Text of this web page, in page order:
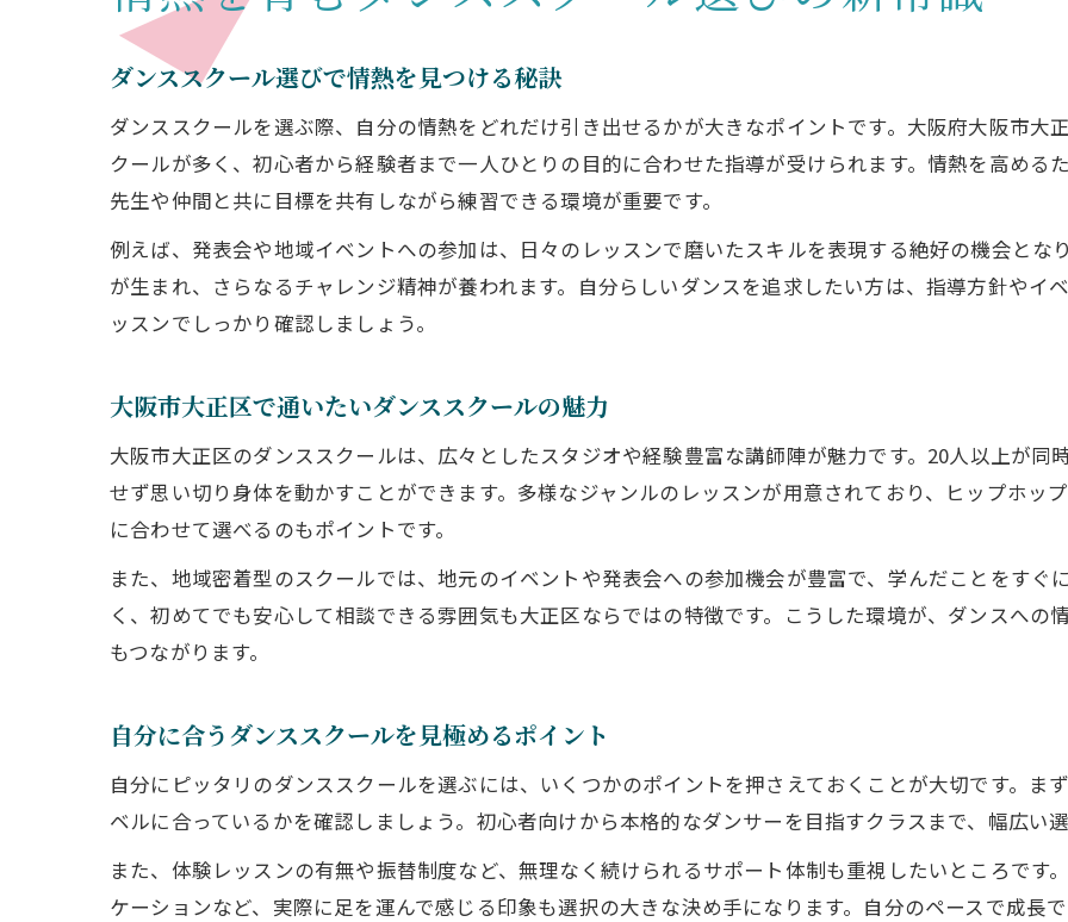
ダンススクールで自分らしさを磨く方法
ダンススクール通いで得られる自己成長
自分の個性を引き出すダンススクール選び
ダンススクールで叶える心躍る挑戦の毎日
ダンススクールで挑戦心を育てるコツ
日々の練習で感じるダンスの情熱と成長
新しい自分を見つける大正区のダンス体験
大正区で始めるダンススクール体験の魅力
体験レッスンで感じるダンスの情熱
初めてでも安心な大正区のダンススクール
経験豊富な講師が導くダンスの自信
ダンスレッスンを通じた着実なスキルアップ
ダンススクール選びで情熱を見つける秘訣
ダンススクールを選ぶ際、自分の情熱をどれだけ引き出せるかが大きなポイントです。大阪府大阪市大
クールが多く、初心者から経験者まで一人ひとりの目的に合わせた指導が受けられます。情熱を高める
先生や仲間と共に目標を共有しながら練習できる環境が重要です。
例えば、発表会や地域イベントへの参加は、日々のレッスンで磨いたスキルを表現する絶好の機会とな
が生まれ、さらなるチャレンジ精神が養われます。自分らしいダンスを追求したい方は、指導方針やイ
ッスンでしっかり確認しましょう。
大阪市大正区で通いたいダンススクールの魅力
大阪市大正区のダンススクールは、広々としたスタジオや経験豊富な講師陣が魅力です。20人以上が同
せず思い切り身体を動かすことができます。多様なジャンルのレッスンが用意されており、ヒップホッ
に合わせて選べるのもポイントです。
また、地域密着型のスクールでは、地元のイベントや発表会への参加機会が豊富で、学んだことをすぐ
く、初めてでも安心して相談できる雰囲気も大正区ならではの特徴です。こうした環境が、ダンスへの
もつながります。
自分に合うダンススクールを見極めるポイント
自分にピッタリのダンススクールを選ぶには、いくつかのポイントを押さえておくことが大切です。ま
ベルに合っているかを確認しましょう。初心者向けから本格的なダンサーを目指すクラスまで、幅広い
また、体験レッスンの有無や振替制度など、無理なく続けられるサポート体制も重視したいところです
ケーションなど、実際に足を運んで感じる印象も選択の大きな決め手になります。自分のペースで成長